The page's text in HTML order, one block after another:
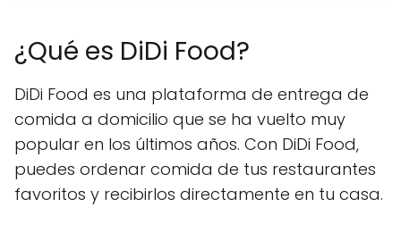
¿Qué es DiDi Food?
DiDi Food es una plataforma de entrega de
comida a domicilio que se ha vuelto muy
popular en los últimos años. Con DiDi Food,
puedes ordenar comida de tus restaurantes
favoritos y recibirlos directamente en tu casa.